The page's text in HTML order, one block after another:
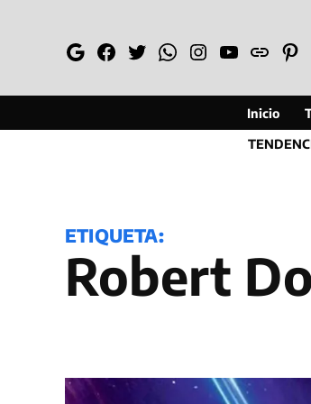
GoogleFacebook
TwitterWhatsapp
Instagram
YouTube
Web
Inicio
ETIQUETA:
Robert